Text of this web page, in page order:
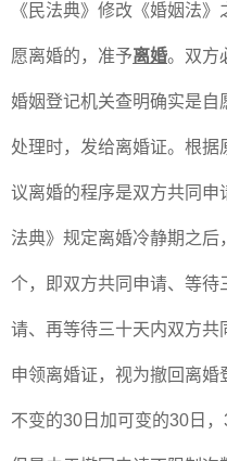
《民法典》修改《婚姻法
愿离婚的，准予离婚。双方
婚姻登记机关查明确实是自
处理时，发给离婚证。根
议离婚的程序是双方共同申
法典》规定离婚冷静期之后
个，即双方共同申请、等待
请、再等待三十天内双方共
申领离婚证，视为撤回离
不变的30日加可变的30日